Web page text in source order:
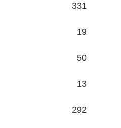
331
19
50
13
292